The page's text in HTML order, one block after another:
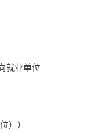
就业单位
））